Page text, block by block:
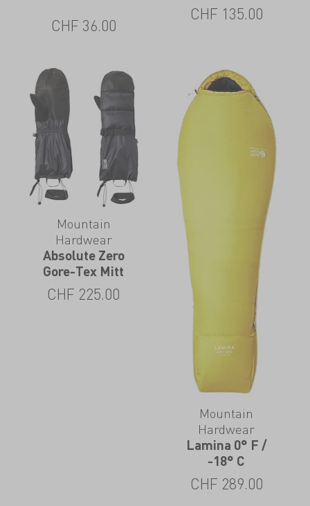
CHF 36.00
CHF 135.00
Mountain
Hardwear
Absolute Zero
Gore-Tex Mitt
CHF 225.00
Mountain
Hardwear
Lamina 0° F /
-18° C
CHF 289.00